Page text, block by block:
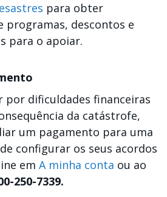
para obter
programas, descontos e
para o apoiar.
por dificuldades financeiras
da catástrofe,
um pagamento para uma
configurar os seus acordos
em A minha conta ou ao
250-7339.